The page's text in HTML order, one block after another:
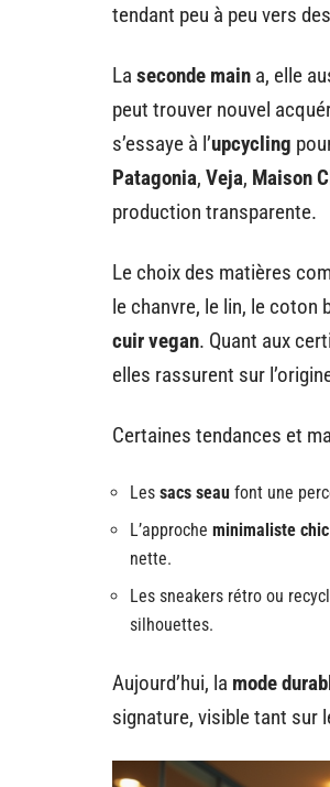
tendant peu à peu vers
La seconde main a, elle
peut trouver nouvel
s’essaye à l’upcycling
Patagonia, Veja, Maison
production transparente.
Le choix des matières
le chanvre, le lin, le coton
cuir vegan. Quant aux
elles rassurent sur
Certaines tendances et
Les sacs seau font une
L’approche minimaliste chic
nette.
Les sneakers rétro ou
silhouettes.
Aujourd’hui, la mode
signature, visible tant sur